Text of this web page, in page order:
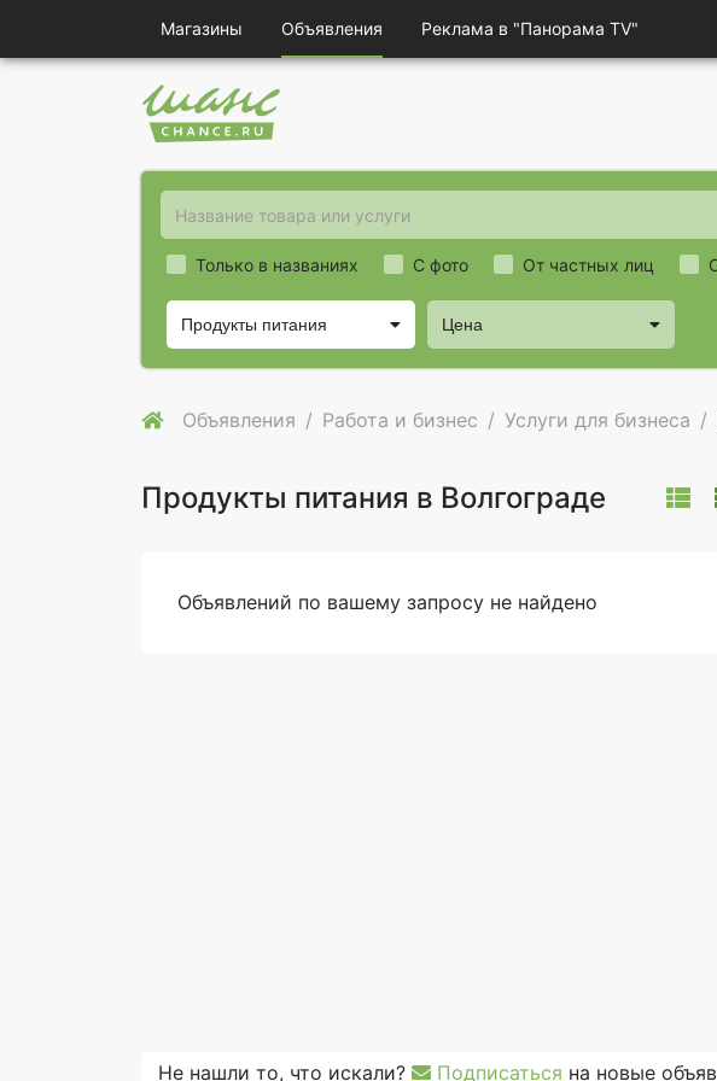
Магазины Объявления Реклама в "Панорама TV"
Только в названиях
Продукты питания Цена
С фото От частных лиц
Объявления Работа и бизнес Услуги для бизнеса
Продукты питания в Волгограде
Объявлений по вашему запросу не найдено
Не нашли то, что искали? Подписаться на новые